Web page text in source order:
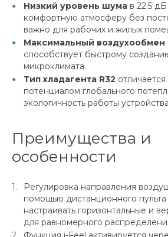
Низкий уровень шума в 22.5
комфортную атмосферу без
важно для рабочих и жилых
Максимальный воздухообмен
способствует быстрому
микроклимата.
Тип хладагента R32
потенциалом глобального
экологичность работы
Преимущества и
особенности
Регулировка направления
помощью дистанционного пульта
настраивать горизонтальные и
для равномерного